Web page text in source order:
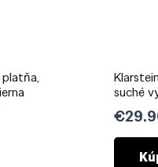
suché
€